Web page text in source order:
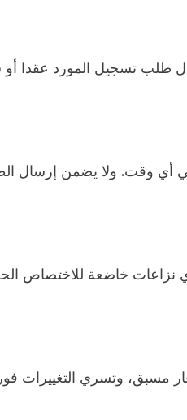
طلب تسجيل المورد عقدا أو
في أي وقت. ولا يضمن إرسال
نزاعات خاضعة للاختصاص
مسبق، وتسري التغييرات